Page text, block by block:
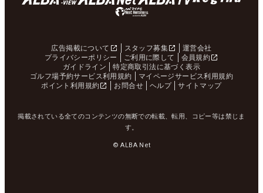
広告掲載について スタッフ募集
運営会社
プライバシーポリシー
ご利用に際して
会員規約
ガイドライン
特定商取引法に基づく表示
ゴルフ場予約サービス利用規約
マイページサービス利用規約
ポイント利用規約
お問合せ ヘルプ サイトマップ
掲載されている全てのコンテンツの無断での転載、転用、コピー等は禁じま
す。
© ALBA Net